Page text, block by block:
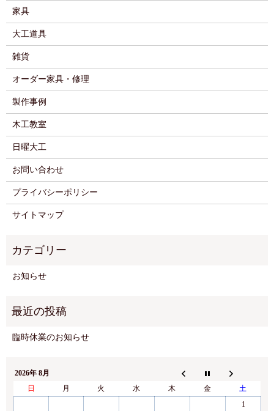
家具
大工道具
雑貨
オーダー家具・修理
製作事例
木工教室
日曜大工
お問い合わせ
プライバシーポリシー
サイトマップ
お知らせ
臨時休業のお知らせ
2026年 8月
日
月 火 水 木 金
土
1